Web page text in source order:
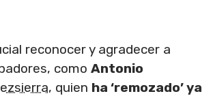
reconocer y agradecer a
como Antonio
, quien ha ‘remozado’ ya